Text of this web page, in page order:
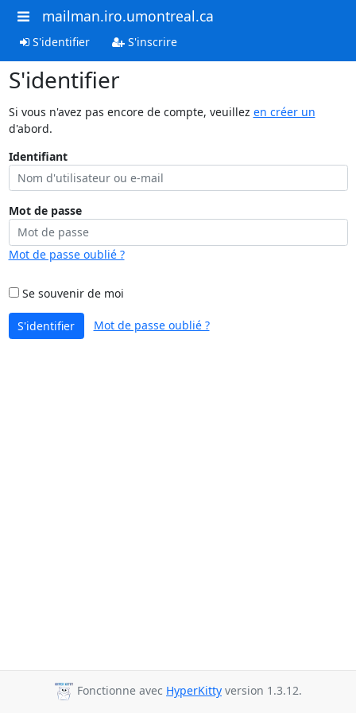
mailman.iro.umontreal.ca
S'identifier S'inscrire
S'identifier
Si vous n'avez pas encore de compte, veuillez en créer un
d'abord.
Identifiant
Mot de passe
Mot de passe oublié ?
Se souvenir de moi
S'identifier Mot de passe oublié ?
Fonctionne avec HyperKitty version 1.3.12.